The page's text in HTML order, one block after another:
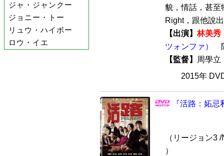
ジャ・ジャンクー
ジョニー・トー
リュウ・ハイボー
ロウ・イエ
貌，情話，甚至
Right，跟他說
【出演】林美秀
ツォンファ）
【監督】
周學
2015年
『活路：妬
（リージョン3
）